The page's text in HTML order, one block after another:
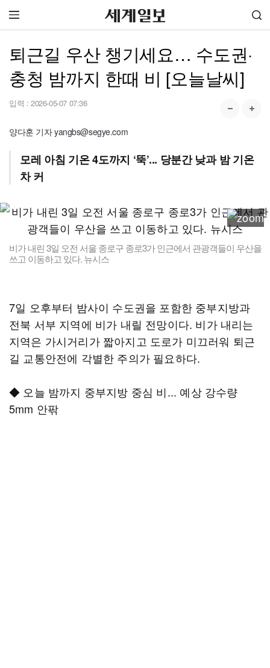
퇴근길 우산 챙기세요… 수도권·
충청 밤까지 한때 비 [오늘날씨]
입력 : 2026-05-07 07:36
양다훈 기자 yangbs@segye.com
모레 아침 기온 4도까지 ‘뚝’... 당분간 낮과 밤 기온
차 커
비가 내린 3일 오전 서울 종로구 종로3가 인근에서 관광객들이 우산을
쓰고 이동하고 있다. 뉴시스
7일 오후부터 밤사이 수도권을 포함한 중부지방과
전북 서부 지역에 비가 내릴 전망이다. 비가 내리는
지역은 가시거리가 짧아지고 도로가 미끄러워 퇴근
길 교통안전에 각별한 주의가 필요하다.
◆ 오늘 밤까지 중부지방 중심 비... 예상 강수량
5mm 안팎